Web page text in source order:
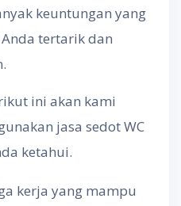
keuntungan yang
tertarik dan
ini akan kami
jasa sedot WC
ketahui.
kerja yang mampu